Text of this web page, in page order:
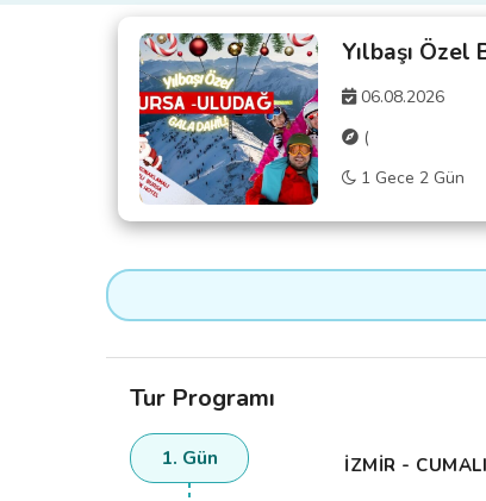
EZİNE PEYNİRİ-TAZE KAŞAR
KÖY PEYNİRİ AL
HİNDİ
HOLLANDEZ SOSLU
Yılbaşı
06.08.2026
(
1 Gece 2 Gün
Tur Programı
1. Gün İZMİR -